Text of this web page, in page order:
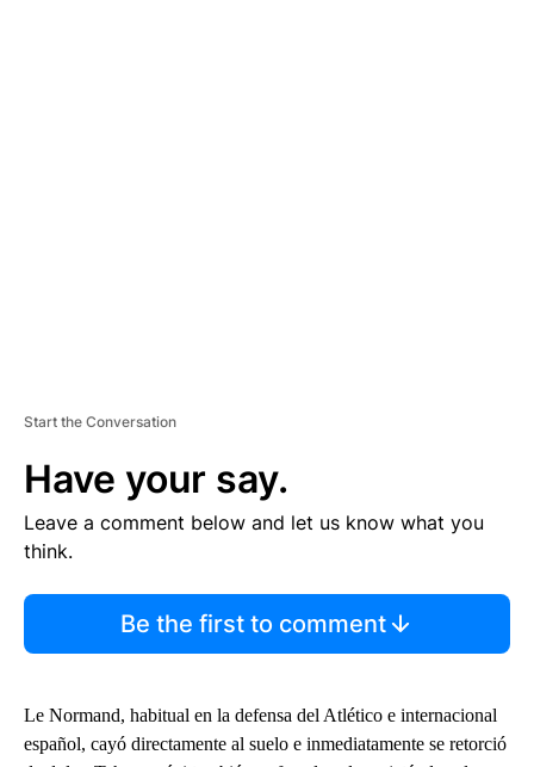
Start the Conversation
Have your say.
Leave a comment below and let us know what you
think.
Be the first to comment
Le Normand, habitual en la defensa del Atlético e internacional
español, cayó directamente al suelo e inmediatamente se retorció